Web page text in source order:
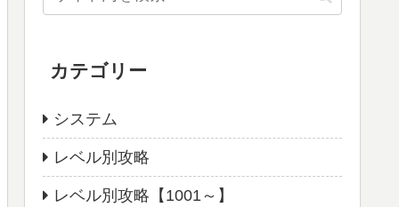
カテゴリー
システム
レベル別攻略
レベル別攻略【1001～】